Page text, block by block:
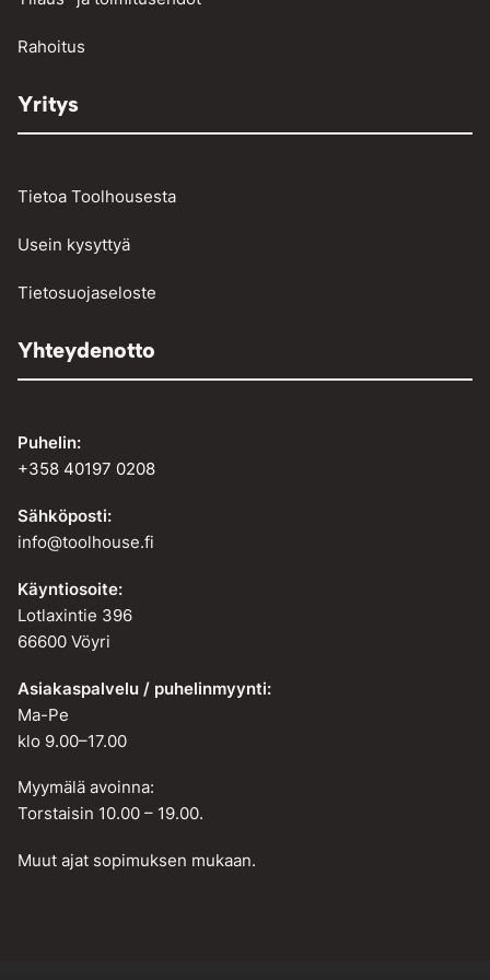
Vinssit ja taljat
Rahoitus
Yritys
Tietoa Toolhousesta
Usein kysyttyä
Tietosuojaseloste
Yhteydenotto
Puhelin:
+358 40197 0208
Sähköposti:
info@toolhouse.fi
Käyntiosoite:
Lotlaxintie 396
66600 Vöyri
Asiakaspalvelu / puhelinmyynti:
Ma-Pe
klo 9.00–17.00
Myymälä avoinna:
Torstaisin 10.00 – 19.00.
Muut ajat sopimuksen mukaan.